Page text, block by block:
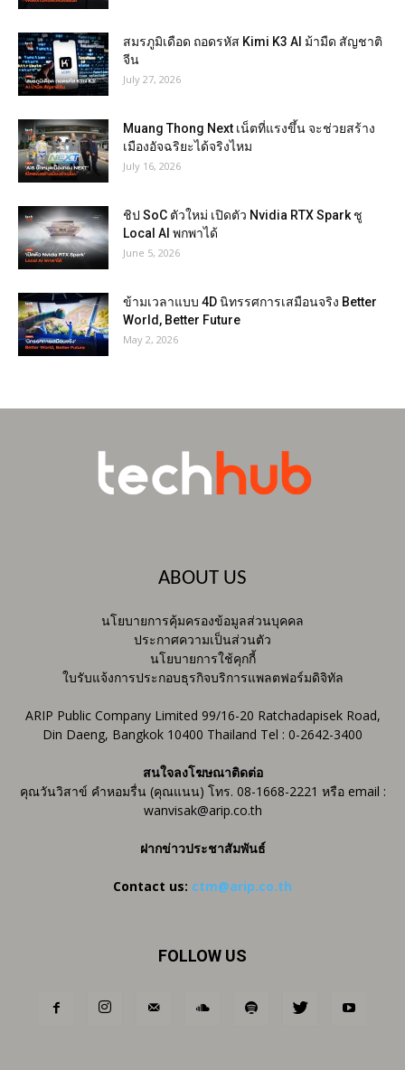
สมรภูมิเดือด ถอดรหัส Kimi K3 AI ม้ามืด สัญชาติ
จีน
July 27, 2026
Muang Thong Next เน็ตที่แรงขึ้น จะช่วยสร้าง
เมืองอัจฉริยะได้จริงไหม
July 16, 2026
ชิป SoC ตัวใหม่ เปิดตัว Nvidia RTX Spark ชู
Local AI พกพาได้
June 5, 2026
ข้ามเวลาแบบ 4D นิทรรศการเสมือนจริง Better
World, Better Future
May 2, 2026
ABOUT US
นโยบายการคุ้มครองข้อมูลส่วนบุคคล
ประกาศความเป็นส่วนตัว
นโยบายการใช้คุกกี้
ใบรับแจ้งการประกอบธุรกิจบริการแพลตฟอร์มดิจิทัล
ARIP Public Company Limited 99/16-20 Ratchadapisek Road,
Din Daeng, Bangkok 10400 Thailand Tel : 0-2642-3400
สนใจลงโฆษณาติดต่อ
คุณวันวิสาข์ คำหอมรื่น (คุณแนน) โทร. 08-1668-2221 หรือ email :
wanvisak@arip.co.th
ฝากข่าวประชาสัมพันธ์
Contact us: ctm@arip.co.th
FOLLOW US